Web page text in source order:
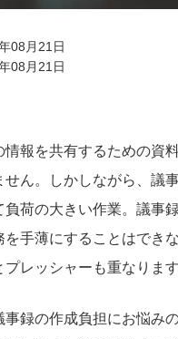
08月21日
08月21日
情報を共有するための資
せん。しかしながら、議
負荷の大きい作業。議事
を手薄にすることはでき
レッシャーも重なります
事録の作成負担にお悩み